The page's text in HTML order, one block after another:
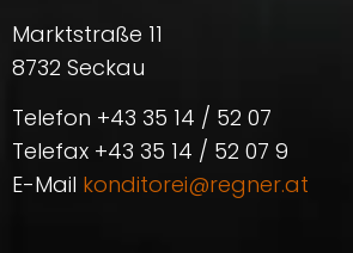
Marktstraße 11
8732 Seckau
Telefon +43 35 14 / 52 07
Telefax +43 35 14 / 52 07 9
E-Mail konditorei@regner.at